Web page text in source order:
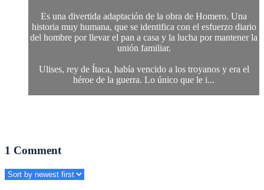
Es una divertida adaptación de la obra de Homero. Una
historia muy humana, que se identifica con el esfuerzo diario
del hombre por llevar el pan a casa y la lucha por mantener la
unión familiar.
Ulises, rey de Ítaca, había vencido a los troyanos y era el
héroe de la guerra. Lo único que le i...
1 Comment